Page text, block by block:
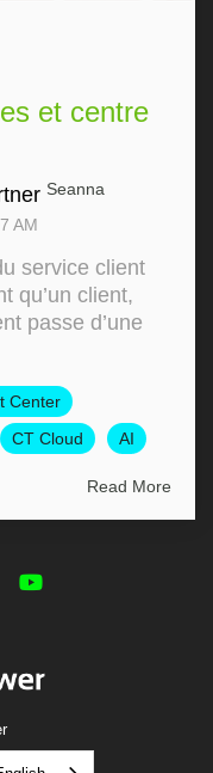
et centre
Seanna
AM
service client
qu’un client,
passe d’une
Center
CT Cloud AI
Read More